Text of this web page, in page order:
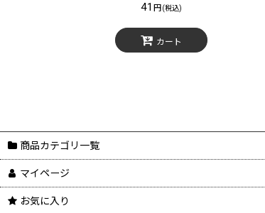
41円 (税込)
カート
商品カテゴリ一覧
マイページ
お気に入り